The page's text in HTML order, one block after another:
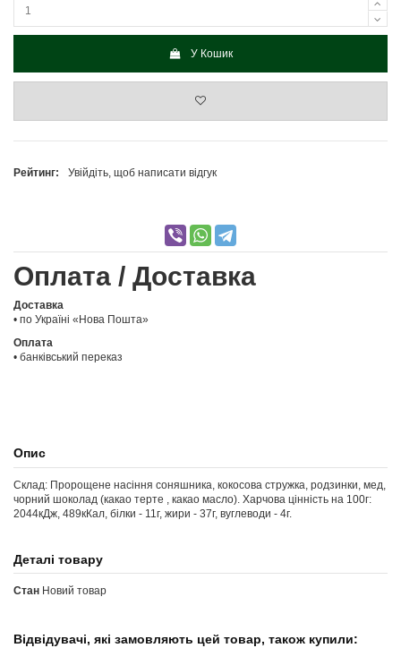
У Кошик
Рейтинг: Увійдіть, щоб написати відгук
Оплата / Доставка
Доставка
• по Україні «Нова Пошта»
Оплата
• банківський переказ
Опис
Склад: Пророщене насіння соняшника, кокосова стружка, родзинки, мед,
чорний шоколад (какао терте , какао масло). Харчова цінність на 100г:
2044кДж, 489кКал, білки - 11г, жири - 37г, вуглеводи - 4г.
Деталі товару
Стан Новий товар
Відвідувачі, які замовляють цей товар, також купили: